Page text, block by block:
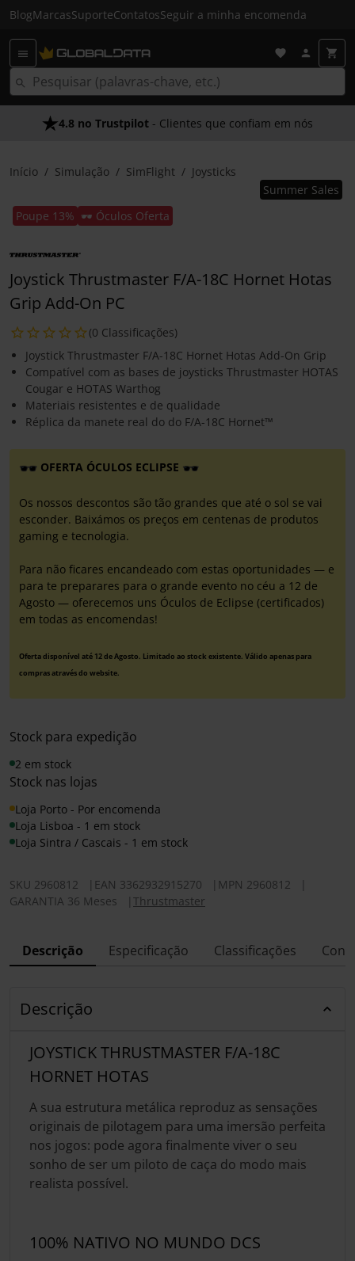
BlogMarcasSuporteContatosSeguir a minha encomenda
4.8 no Trustpilot - Clientes que confiam em nós
Início Simulação SimFlight Joysticks
Poupe 13% 🕶️ Óculos Oferta
Summer Sales
Joystick Thrustmaster F/A-18C Hornet Hotas
Grip Add-On PC
(0 Classificações)
Joystick Thrustmaster F/A-18C Hornet Hotas Add-On Grip
Compatível com as bases de joysticks Thrustmaster HOTAS
Cougar e HOTAS Warthog
Materiais resistentes e de qualidade
Réplica da manete real do do F/A-18C Hornet™
OFERTA ÓCULOS ECLIPSE
Os nossos descontos são tão grandes que até o sol se vai
esconder. Baixámos os preços em centenas de produtos
gaming e tecnologia.
Para não ficares encandeado com estas oportunidades — e
para te preparares para o grande evento no céu a 12 de
Agosto — oferecemos uns Óculos de Eclipse (certificados)
em todas as encomendas!
Oferta disponível até 12 de Agosto. Limitado ao stock existente. Válido apenas para
compras através do website.
Stock para expedição
2 em stock
Stock nas lojas
Loja Porto - Por encomenda
Loja Lisboa - 1 em stock
Loja Sintra / Cascais - 1 em stock
SKU 2960812 EAN 3362932915270 MPN 2960812
GARANTIA 36 Meses
Thrustmaster
Descrição Especificação Classificações
Descrição
JOYSTICK THRUSTMASTER F/A-18C
HORNET HOTAS
A sua estrutura metálica reproduz as sensações
originais de pilotagem para uma imersão perfeita
nos jogos: pode agora finalmente viver o seu
sonho de ser um piloto de caça do modo mais
realista possível.
100% NATIVO NO MUNDO DCS